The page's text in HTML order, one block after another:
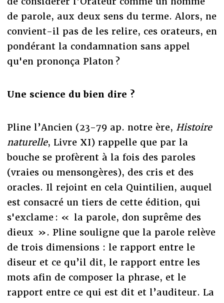
de parole, aux deux sens du terme. Alors, ne
convient-il pas de les relire, ces orateurs, en
pondérant la condamnation sans appel
qu'en prononça Platon ?
Une science du bien dire ?
Pline l’Ancien (23-79 ap. notre ère, Histoire
naturelle, Livre XI) rappelle que par la
bouche se profèrent à la fois des paroles
(vraies ou mensongères), des cris et des
oracles. Il rejoint en cela Quintilien, auquel
est consacré un tiers de cette édition, qui
s'exclame : « la parole, don suprême des
dieux ». Pline souligne que la parole relève
de trois dimensions : le rapport entre le
diseur et ce qu’il dit, le rapport entre les
mots afin de composer la phrase, et le
rapport entre ce qui est dit et l’auditeur. La